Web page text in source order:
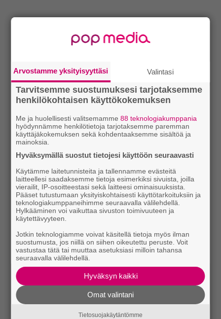
Arvostamme yksityisyyttäsi Valintasi
Tarvitsemme suostumuksesi tarjotaksemme
henkilökohtaisen käyttökokemuksen
Me ja huolellisesti valitsemamme88 teknologiakumppania
hyödynnämme henkilötietoja tarjotaksemme paremman
käyttäjäkokemuksen sekä kohdentaaksemme sisältöä ja
mainoksia.
Hyväksymällä suostut tietojesi käyttöön seuraavasti
Käytämme laitetunnisteita ja tallennamme evästeitä
laitteellesi saadaksemme tietoja esimerkiksi sivuista, joilla
vierailit, IP-osoitteestasi sekä laitteesi ominaisuuksista.
Pääset tutustumaan yksityiskohtaisesti käyttötarkoituksiin ja
teknologiakumppaneihimme seuraavalla välilehdellä.
Hylkääminen voi vaikuttaa sivuston toimivuuteen ja
käytettävyyteen.
Jotkin teknologiamme voivat käsitellä tietoja myös ilman
suostumusta, jos niillä on siihen oikeutettu peruste. Voit
vastustaa tätä tai muuttaa asetuksiasi milloin tahansa
seuraavalla välilehdellä.
Hyväksyn kaikki
Omat valintani
Tietosuojakäytäntömme